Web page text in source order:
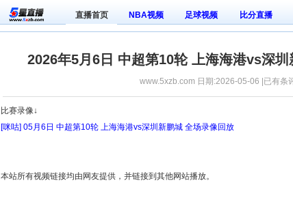
直播首页 NBA视频 足球视频 比分直播
2026年5月6日 中超第10轮 上海海港vs深
www.5xzb.com 日期:2026-05-06 |已有条
比赛录像↓
[咪咕] 05月6日 中超第10轮 上海海港vs深圳新鹏城 全场录像回放
本站所有视频链接均由网友提供，并链接到其他网站播放。